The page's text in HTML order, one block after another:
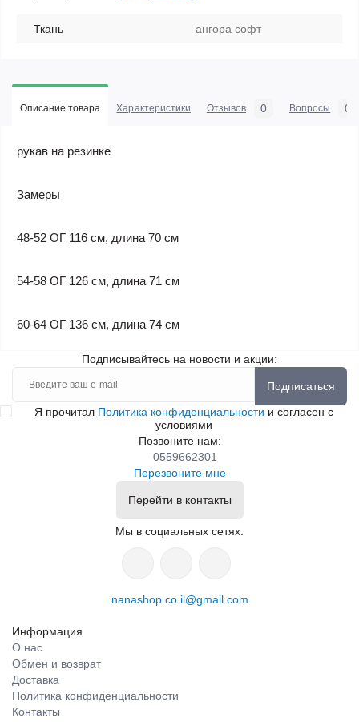
Ткань ангора софт
Описание товара Характеристики Отзывов 0 Вопросы 0
рукав на резинке
Замеры
48-52 ОГ 116 см, длина 70 см
54-58 ОГ 126 см, длина 71 см
60-64 ОГ 136 см, длина 74 см
Подписывайтесь на новости и акции:
Подписаться
Я прочитал Политика конфиденциальности и согласен с
условиями
Позвоните нам:
0559662301
Перезвоните мне
Перейти в контакты
Мы в социальных сетях:
nanashop.co.il@gmail.com
Информация
О нас
Обмен и возврат
Доставка
Политика конфиденциальности
Контакты